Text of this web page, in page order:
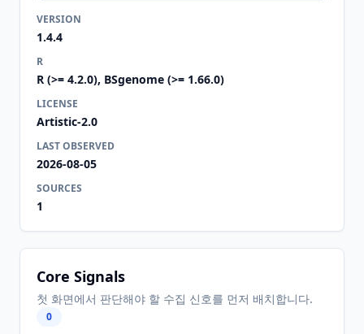
VERSION
1.4.4
R
R (>= 4.2.0), BSgenome (>= 1.66.0)
LICENSE
Artistic-2.0
LAST OBSERVED
2026-08-05
SOURCES
1
Core Signals
첫 화면에서 판단해야 할 수집 신호를 먼저 배치합니다.
0